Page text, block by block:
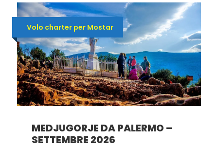
Volo charter per Mostar
MEDJUGORJE DA PALERMO –
SETTEMBRE 2026